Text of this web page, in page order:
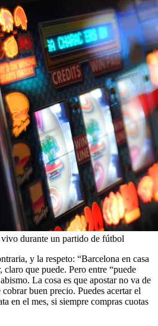
vivo durante un partido de fútbol
y la respeto: “Barcelona en casa
claro que puede. Pero entre “puede
La cosa es que apostar no va de
buen precio. Puedes acertar el
en el mes, si siempre compras cuotas